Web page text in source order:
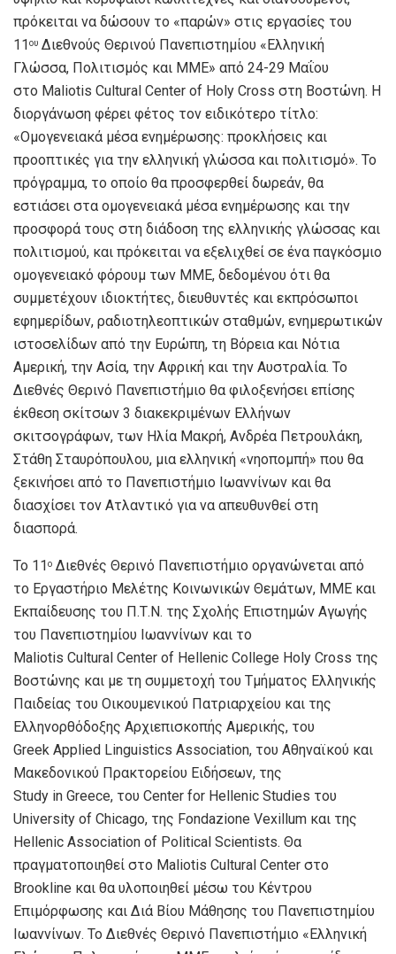
πρόκειται να δώσουν το «παρών» στις εργασίες του
11ου Διεθνούς Θερινού Πανεπιστημίου «Ελληνική
Γλώσσα, Πολιτισμός και ΜΜΕ» από 24-29 Μαΐου
στo Maliotis Cultural Center of Holy Cross στη Βοστώνη. Η
διοργάνωση φέρει φέτος τον ειδικότερο τίτλο:
«Ομογενειακά μέσα ενημέρωσης: προκλήσεις και
προοπτικές για την ελληνική γλώσσα και πολιτισμό». Το
πρόγραμμα, το οποίο θα προσφερθεί δωρεάν, θα
εστιάσει στα ομογενειακά μέσα ενημέρωσης και την
προσφορά τους στη διάδοση της ελληνικής γλώσσας και
πολιτισμού, και πρόκειται να εξελιχθεί σε ένα παγκόσμιο
ομογενειακό φόρουμ των ΜΜΕ, δεδομένου ότι θα
συμμετέχουν ιδιοκτήτες, διευθυντές και εκπρόσωποι
εφημερίδων, ραδιοτηλεοπτικών σταθμών, ενημερωτικών
ιστοσελίδων από την Ευρώπη, τη Βόρεια και Νότια
Αμερική, την Ασία, την Αφρική και την Αυστραλία. Το
Διεθνές Θερινό Πανεπιστήμιο θα φιλοξενήσει επίσης
έκθεση σκίτσων 3 διακεκριμένων Ελλήνων
σκιτσογράφων, των Ηλία Μακρή, Ανδρέα Πετρουλάκη,
Στάθη Σταυρόπουλου, μια ελληνική «νηοπομπή» που θα
ξεκινήσει από το Πανεπιστήμιο Ιωαννίνων και θα
διασχίσει τον Ατλαντικό για να απευθυνθεί στη
διασπορά.
Το 11ο Διεθνές Θερινό Πανεπιστήμιο οργανώνεται από
το Εργαστήριο Μελέτης Κοινωνικών Θεμάτων, ΜΜΕ και
Εκπαίδευσης του Π.Τ.Ν. της Σχολής Επιστημών Αγωγής
του Πανεπιστημίου Ιωαννίνων και το
Maliotis Cultural Center of Hellenic College Holy Cross της
Βοστώνης και με τη συμμετοχή του Τμήματος Ελληνικής
Παιδείας του Οικουμενικού Πατριαρχείου και της
Ελληνορθόδοξης Αρχιεπισκοπής Αμερικής, του
Greek Applied Linguistics Association, του Αθηναϊκού και
Μακεδονικού Πρακτορείου Ειδήσεων, της
Study in Greece, του Center for Hellenic Studies του
University of Chicago, της Fondazione Vexillum και της
Hellenic Association of Political Scientists. Θα
πραγματοποιηθεί στο Maliotis Cultural Center στο
Brookline και θα υλοποιηθεί μέσω του Κέντρου
Επιμόρφωσης και Διά Βίου Μάθησης του Πανεπιστημίου
Ιωαννίνων. Το Διεθνές Θερινό Πανεπιστήμιο «Ελληνική